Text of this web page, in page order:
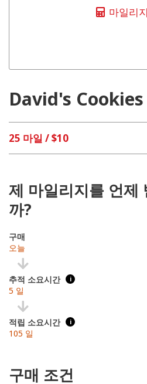
마일리
David's Cookies
25 마일 / $10
제 마일리지를 언제
까?
구매
오늘
추적 소요시간 i
5 일
적립 소요시간 i
105 일
구매 조건